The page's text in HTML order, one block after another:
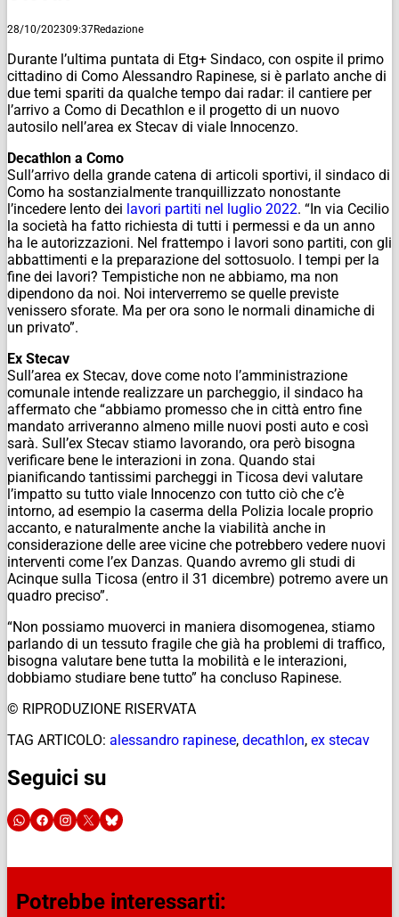
28/10/202309:37Redazione
Durante l’ultima puntata di Etg+ Sindaco, con ospite il primo
cittadino di Como Alessandro Rapinese, si è parlato anche di
due temi spariti da qualche tempo dai radar: il cantiere per
l’arrivo a Como di Decathlon e il progetto di un nuovo
autosilo nell’area ex Stecav di viale Innocenzo.
Decathlon a Como
Sull’arrivo della grande catena di articoli sportivi, il sindaco di
Como ha sostanzialmente tranquillizzato nonostante
l’incedere lento dei lavori partiti nel luglio 2022. “In via Cecilio
la società ha fatto richiesta di tutti i permessi e da un anno
ha le autorizzazioni. Nel frattempo i lavori sono partiti, con gli
abbattimenti e la preparazione del sottosuolo. I tempi per la
fine dei lavori? Tempistiche non ne abbiamo, ma non
dipendono da noi. Noi interverremo se quelle previste
venissero sforate. Ma per ora sono le normali dinamiche di
un privato”.
Ex Stecav
Sull’area ex Stecav, dove come noto l’amministrazione
comunale intende realizzare un parcheggio, il sindaco ha
affermato che “abbiamo promesso che in città entro fine
mandato arriveranno almeno mille nuovi posti auto e così
sarà. Sull’ex Stecav stiamo lavorando, ora però bisogna
verificare bene le interazioni in zona. Quando stai
pianificando tantissimi parcheggi in Ticosa devi valutare
l’impatto su tutto viale Innocenzo con tutto ciò che c’è
intorno, ad esempio la caserma della Polizia locale proprio
accanto, e naturalmente anche la viabilità anche in
considerazione delle aree vicine che potrebbero vedere nuovi
interventi come l’ex Danzas. Quando avremo gli studi di
Acinque sulla Ticosa (entro il 31 dicembre) potremo avere un
quadro preciso”.
“Non possiamo muoverci in maniera disomogenea, stiamo
parlando di un tessuto fragile che già ha problemi di traffico,
bisogna valutare bene tutta la mobilità e le interazioni,
dobbiamo studiare bene tutto” ha concluso Rapinese.
© RIPRODUZIONE RISERVATA
TAG ARTICOLO: alessandro rapinese, decathlon, ex stecav
Seguici su
Potrebbe interessarti: